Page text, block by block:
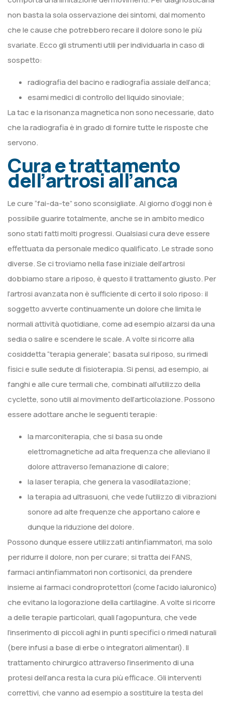
non basta la sola osservazione dei sintomi, dal momento
che le cause che potrebbero recare il dolore sono le più
svariate. Ecco gli strumenti utili per individuarla in caso di
sospetto:
radiografia del bacino e radiografia assiale dell’anca;
esami medici di controllo del liquido sinoviale;
La tac e la risonanza magnetica non sono necessarie, dato
che la radiografia è in grado di fornire tutte le risposte che
servono.
Cura e trattamento
dell’artrosi all’anca
Le cure “fai-da-te” sono sconsigliate. Al giorno d’oggi non è
possibile guarire totalmente, anche se in ambito medico
sono stati fatti molti progressi. Qualsiasi cura deve essere
effettuata da personale medico qualificato. Le strade sono
diverse. Se ci troviamo nella fase iniziale dell’artrosi
dobbiamo stare a riposo, è questo il trattamento giusto. Per
l’artrosi avanzata non è sufficiente di certo il solo riposo: il
soggetto avverte continuamente un dolore che limita le
normali attività quotidiane, come ad esempio alzarsi da una
sedia o salire e scendere le scale. A volte si ricorre alla
cosiddetta “terapia generale”, basata sul riposo, su rimedi
fisici e sulle sedute di fisioterapia. Si pensi, ad esempio, ai
fanghi e alle cure termali che, combinati all’utilizzo della
cyclette, sono utili al movimento dell’articolazione. Possono
essere adottare anche le seguenti terapie:
la marconiterapia, che si basa su onde
elettromagnetiche ad alta frequenza che alleviano il
dolore attraverso l’emanazione di calore;
la laser terapia, che genera la vasodilatazione;
la terapia ad ultrasuoni, che vede l’utilizzo di vibrazioni
sonore ad alte frequenze che apportano calore e
dunque la riduzione del dolore.
Possono dunque essere utilizzati antinfiammatori, ma solo
per ridurre il dolore, non per curare; si tratta dei FANS,
farmaci antinfiammatori non cortisonici, da prendere
insieme ai farmaci condroprotettori (come l’acido ialuronico)
che evitano la logorazione della cartilagine. A volte si ricorre
a delle terapie particolari, quali l’agopuntura, che vede
l’inserimento di piccoli aghi in punti specifici o rimedi naturali
(bere infusi a base di erbe o integratori alimentari). Il
trattamento chirurgico attraverso l’inserimento di una
protesi dell’anca resta la cura più efficace. Gli interventi
correttivi, che vanno ad esempio a sostituire la testa del